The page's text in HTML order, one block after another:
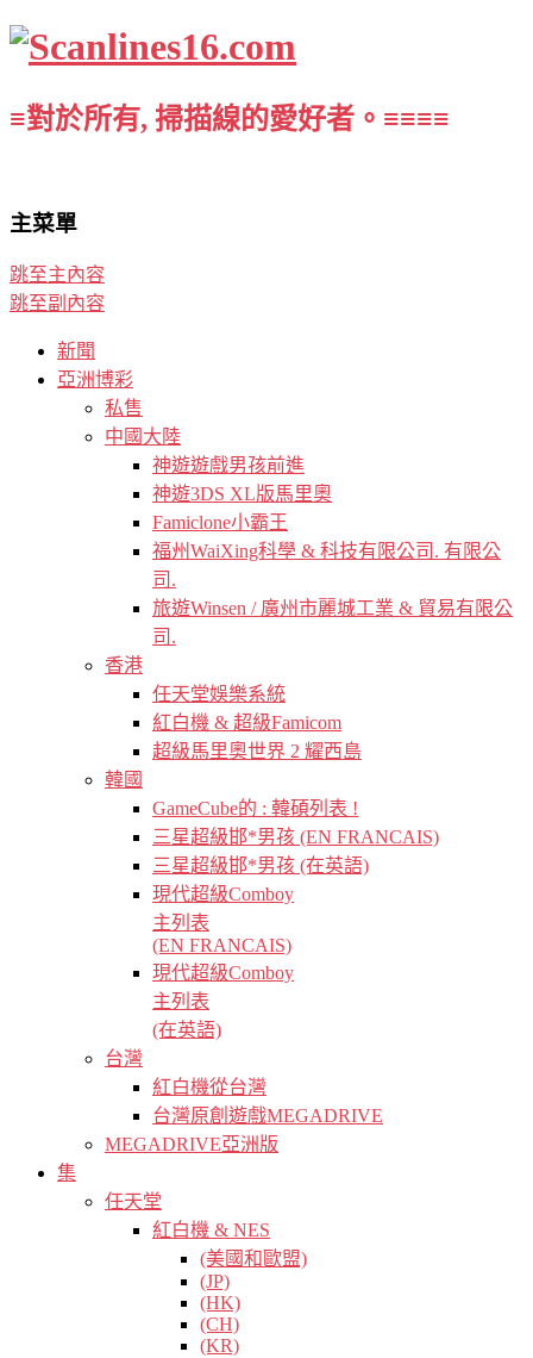
≡對於所有, 掃描線的愛好者。≡≡≡≡
主菜單
跳至主內容
跳至副內容
新聞
亞洲博彩
私售
中國大陸
神遊遊戲男孩前進
神遊3DS XL版馬里奧
Famiclone小霸王
福州WaiXing科學 & 科技有限公司. 有限公
司.
旅遊Winsen / 廣州市麗城工業 & 貿易有限公
司.
香港
任天堂娛樂系統
紅白機 & 超級Famicom
超級馬里奧世界 2 耀西島
韓國
GameCube的 : 韓碩列表 !
三星超級邯*男孩 (EN FRANCAIS)
三星超級邯*男孩 (在英語)
現代超級Comboy
主列表
(EN FRANCAIS)
現代超級Comboy
主列表
(在英語)
台灣
紅白機從台灣
台灣原創遊戲MEGADRIVE
MEGADRIVE亞洲版
集
任天堂
紅白機 & NES
(美國和歐盟)
(JP)
(HK)
(CH)
(KR)